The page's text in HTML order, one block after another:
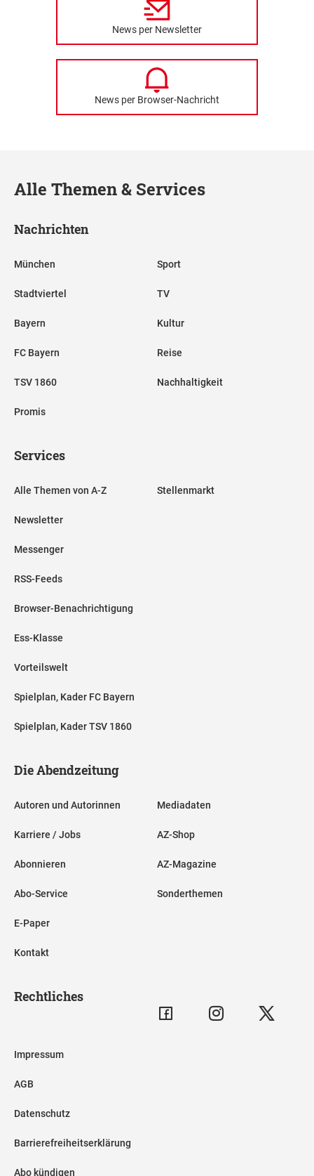
News per Newsletter
News per Browser-Nachricht
Alle Themen & Services
Nachrichten
München
Stadtviertel
Bayern
FC Bayern
TSV 1860
Promis
Sport
TV
Kultur
Reise
Nachhaltigkeit
Services
Alle Themen von A-Z
Newsletter
Messenger
RSS-Feeds
Browser-Benachrichtigung
Ess-Klasse
Vorteilswelt
Spielplan, Kader FC Bayern
Spielplan, Kader TSV 1860
Stellenmarkt
Die Abendzeitung
Autoren und Autorinnen
Karriere / Jobs
Abonnieren
Abo-Service
E-Paper
Kontakt
Mediadaten
AZ-Shop
AZ-Magazine
Sonderthemen
Rechtliches
Impressum
AGB
Datenschutz
Barrierefreiheitserklärung
Abo kündigen